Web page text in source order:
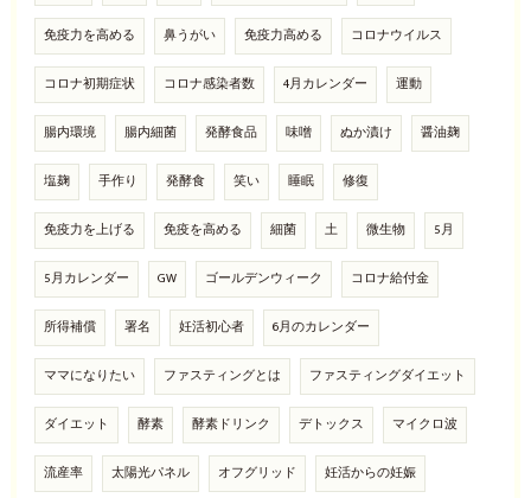
免疫力を高める 鼻うがい 免疫力高める コロナウイルス
コロナ初期症状 コロナ感染者数 4月カレンダー 運動
腸内環境 腸内細菌 発酵食品 味噌 ぬか漬け 醤油麹
塩麹 手作り 発酵食 笑い 睡眠 修復
免疫力を上げる 免疫を高める 細菌 土 微生物 5月
5月カレンダー GW ゴールデンウィーク コロナ給付金
所得補償 署名 妊活初心者 6月のカレンダー
ママになりたい ファスティングとは ファスティングダイエット
ダイエット 酵素 酵素ドリンク デトックス マイクロ波
流産率 太陽光パネル オフグリッド 妊活からの妊娠